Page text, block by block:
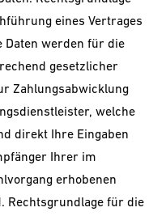
eines Vertrages
Daten werden für die
gesetzlicher
Zahlungsabwicklung
welche
direkt Ihre Eingaben
Ihrer im
erhobenen
Rechtsgrundlage für die